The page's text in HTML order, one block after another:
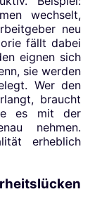
wechselt,
neu
fällt dabei
eignen sich
sie werden
Wer den
braucht
es mit der
nehmen.
erheblich